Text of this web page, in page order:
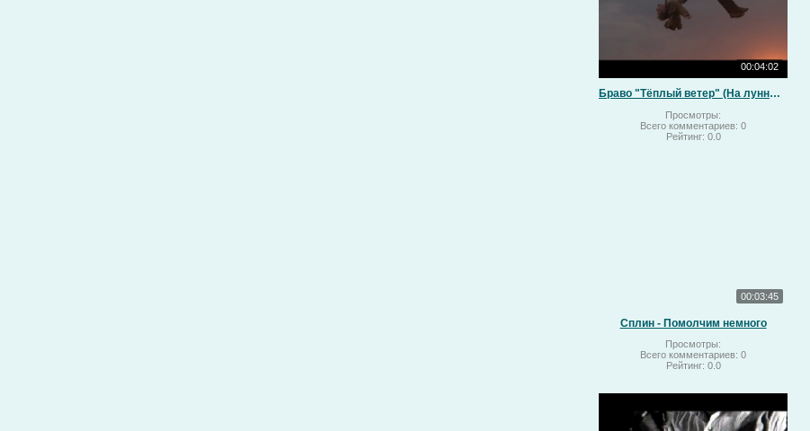
00:04:02
Браво "Тёплый ветер" (На лунный свет)
Просмотры:
Всего комментариев: 0
Рейтинг: 0.0
00:03:45
Сплин - Помолчим немного
Просмотры:
Всего комментариев: 0
Рейтинг: 0.0